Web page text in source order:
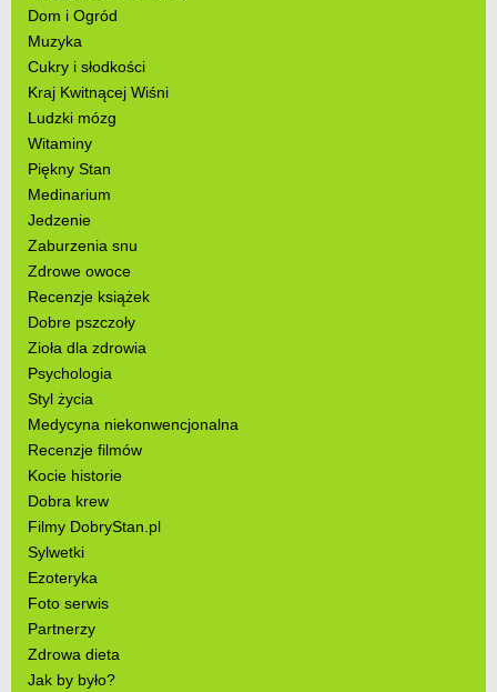
Dom i Ogród
Muzyka
Cukry i słodkości
Kraj Kwitnącej Wiśni
Ludzki mózg
Witaminy
Piękny Stan
Medinarium
Jedzenie
Zaburzenia snu
Zdrowe owoce
Recenzje książek
Dobre pszczoły
Zioła dla zdrowia
Psychologia
Styl życia
Medycyna niekonwencjonalna
Recenzje filmów
Kocie historie
Dobra krew
Filmy DobryStan.pl
Sylwetki
Ezoteryka
Foto serwis
Partnerzy
Zdrowa dieta
Jak by było?